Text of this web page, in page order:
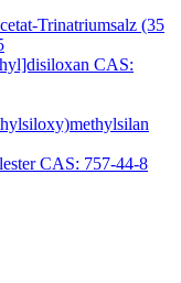
Trinatriumsalz (35
CAS:
CAS: 757-44-8